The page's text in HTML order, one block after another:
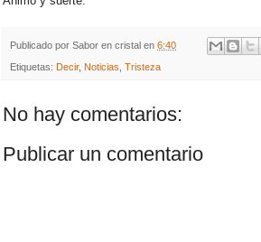
Publicado por Sabor en cristal en 6:40
Etiquetas: Decir, Noticias Tristeza
No hay comentarios:
Publicar un comentario